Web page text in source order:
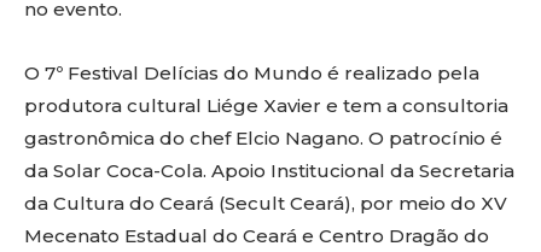
no evento.
O 7º Festival Delícias do Mundo é realizado pela
produtora cultural Liége Xavier e tem a consultoria
gastronômica do chef Elcio Nagano. O patrocínio é
da Solar Coca-Cola. Apoio Institucional da Secretaria
da Cultura do Ceará (Secult Ceará), por meio do XV
Mecenato Estadual do Ceará e Centro Dragão do